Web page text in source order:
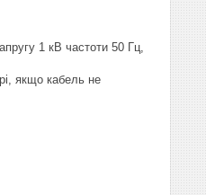
1 кВ частоти 50 Гц,
якщо кабель не